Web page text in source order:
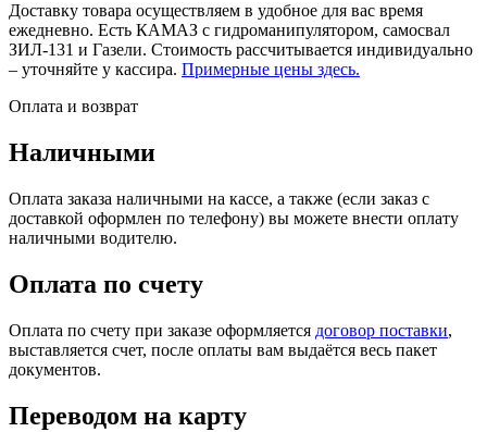
Доставку товара осуществляем в удобное для вас время
ежедневно. Есть КАМАЗ с гидроманипулятором, самосвал
ЗИЛ-131 и Газели. Стоимость рассчитывается индивидуально
– уточняйте у кассира. Примерные цены здесь.
Оплата и возврат
Наличными
Оплата заказа наличными на кассе, а также (если заказ с
доставкой оформлен по телефону) вы можете внести оплату
наличными водителю.
Оплата по счету
Оплата по счету при заказе оформляется договор поставки,
выставляется счет, после оплаты вам выдаётся весь пакет
документов.
Переводом на карту